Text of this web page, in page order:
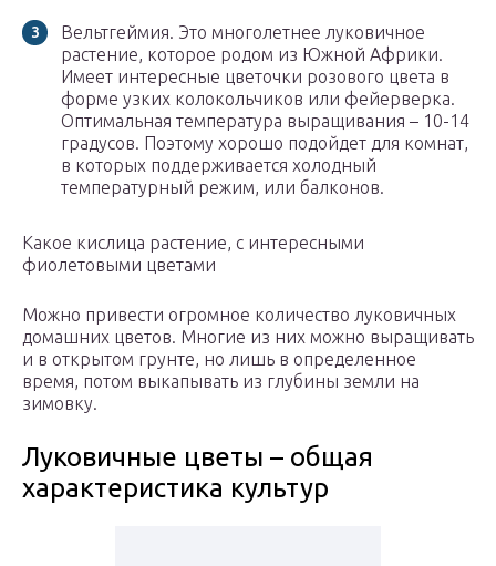
Вельтгеймия. Это многолетнее луковичное
растение, которое родом из Южной Африки.
Имеет интересные цветочки розового цвета в
форме узких колокольчиков или фейерверка.
Оптимальная температура выращивания – 10-14
градусов. Поэтому хорошо подойдет для комнат,
в которых поддерживается холодный
температурный режим, или балконов.
Какое кислица растение, с интересными
фиолетовыми цветами
Можно привести огромное количество луковичных
домашних цветов. Многие из них можно выращивать
и в открытом грунте, но лишь в определенное
время, потом выкапывать из глубины земли на
зимовку.
Луковичные цветы – общая
характеристика культур